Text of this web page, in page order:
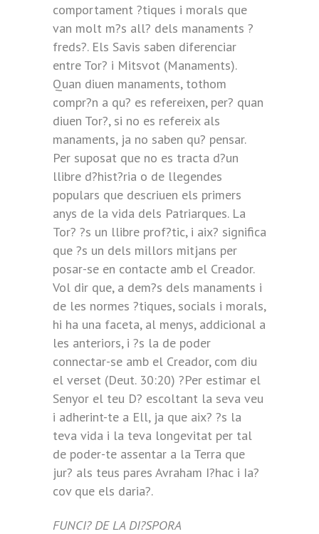
comportament ?tiques i morals que
van molt m?s all? dels manaments ?
freds?. Els Savis saben diferenciar
entre Tor? i Mitsvot (Manaments).
Quan diuen manaments, tothom
compr?n a qu? es refereixen, per? quan
diuen Tor?, si no es refereix als
manaments, ja no saben qu? pensar.
Per suposat que no es tracta d?un
llibre d?hist?ria o de llegendes
populars que descriuen els primers
anys de la vida dels Patriarques. La
Tor? ?s un llibre prof?tic, i aix? significa
que ?s un dels millors mitjans per
posar-se en contacte amb el Creador.
Vol dir que, a dem?s dels manaments i
de les normes ?tiques, socials i morals,
hi ha una faceta, al menys, addicional a
les anteriors, i ?s la de poder
connectar-se amb el Creador, com diu
el verset (Deut. 30:20) ?Per estimar el
Senyor el teu D? escoltant la seva veu
i adherint-te a Ell, ja que aix? ?s la
teva vida i la teva longevitat per tal
de poder-te assentar a la Terra que
jur? als teus pares Avraham I?hac i Ia?
cov que els daria?.
FUNCI? DE LA DI?SPORA